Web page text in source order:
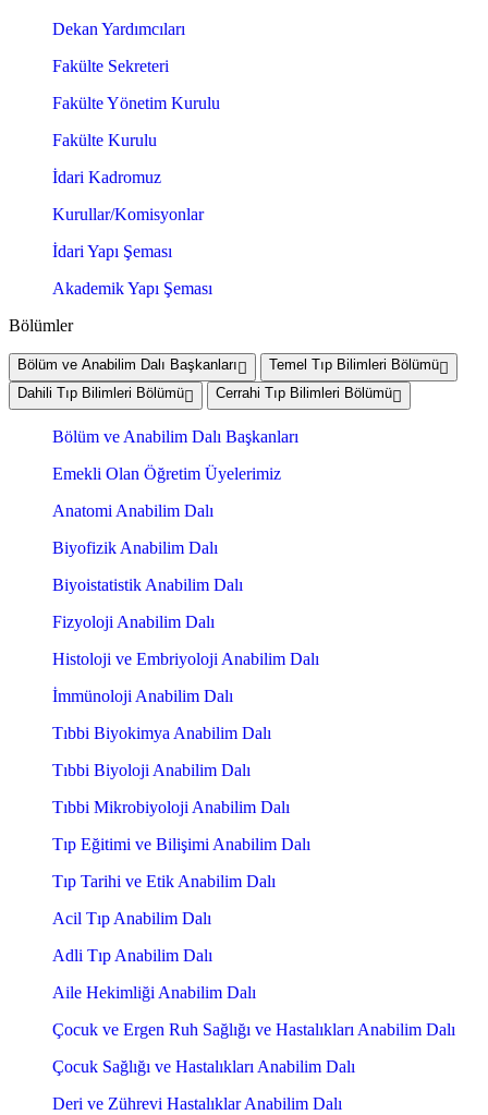
Dekan Yardımcıları
Fakülte Sekreteri
Fakülte Yönetim Kurulu
Fakülte Kurulu
İdari Kadromuz
Kurullar/Komisyonlar
İdari Yapı Şeması
Akademik Yapı Şeması
Bölümler
Bölüm ve Anabilim Dalı Başkanları
Temel Tıp Bilimleri Bölümü
Dahili Tıp Bilimleri Bölümü
Cerrahi Tıp Bilimleri Bölümü
Bölüm ve Anabilim Dalı Başkanları
Emekli Olan Öğretim Üyelerimiz
Anatomi Anabilim Dalı
Biyofizik Anabilim Dalı
Biyoistatistik Anabilim Dalı
Fizyoloji Anabilim Dalı
Histoloji ve Embriyoloji Anabilim Dalı
İmmünoloji Anabilim Dalı
Tıbbi Biyokimya Anabilim Dalı
Tıbbi Biyoloji Anabilim Dalı
Tıbbi Mikrobiyoloji Anabilim Dalı
Tıp Eğitimi ve Bilişimi Anabilim Dalı
Tıp Tarihi ve Etik Anabilim Dalı
Acil Tıp Anabilim Dalı
Adli Tıp Anabilim Dalı
Aile Hekimliği Anabilim Dalı
Çocuk ve Ergen Ruh Sağlığı ve Hastalıkları Anabilim Dalı
Çocuk Sağlığı ve Hastalıkları Anabilim Dalı
Deri ve Zührevi Hastalıklar Anabilim Dalı